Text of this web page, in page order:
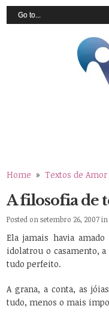
Home »Textos de Amor
A filosofia de
Posted on setembro 26, 2007
Ela jamais havia
idolatrou o casamento,
tudo perfeito.
A grana, a conta, as
tudo, menos o mais